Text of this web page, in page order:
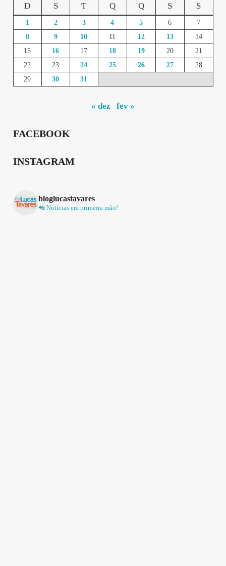
D S T Q Q S S
1 2 3 4 5 6
7
8
9 10 11 12 13
14
15
16 17 18 19 20
21
22
23 24 25 26 27
28
29
30 31
« dez fev »
FACEBOOK
INSTAGRAM
bloglucastavares
📲 Notícias em primeira mão!